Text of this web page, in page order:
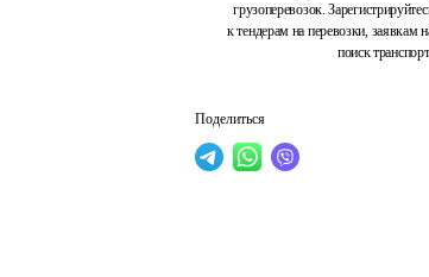
грузоперевозок.
к тендерам на перевозки, заявкам
поиск
Поделиться